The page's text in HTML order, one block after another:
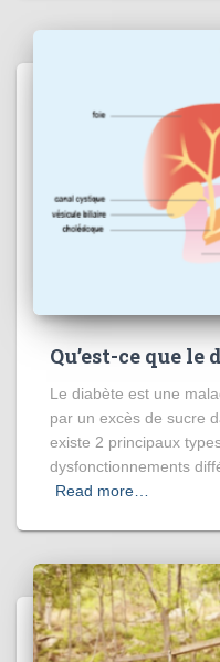
Qu’est-ce que le
Le diabète est une
par un excès de sucre
existe 2 principaux
dysfonctionnements
Read more…